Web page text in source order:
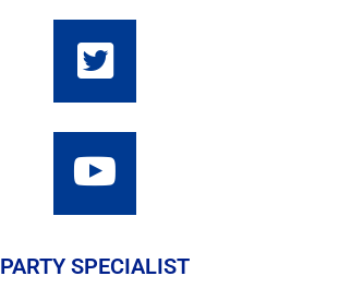
PARTY SPECIALIST